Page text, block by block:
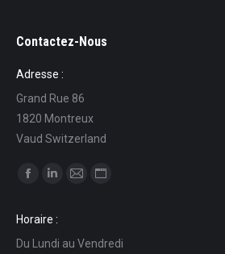
Contactez-Nous
Adresse :
Grand Rue 86
1820 Montreux
Vaud Switzerland
Find us on:
opens
in
opens
in
in
in
Horaire :
Du Lundi au Vendredi